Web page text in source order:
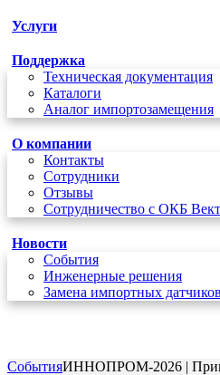
Услуги
Поддержка
Техническая документация
Каталоги
Аналог импортозамещения
О компании
Контакты
Сотрудники
Отзывы
Сотрудничество с ОКБ
Новости
Cобытия
Инженерные решения
Замена импортных датчиков
CобытияИННОПРОМ-2026 |